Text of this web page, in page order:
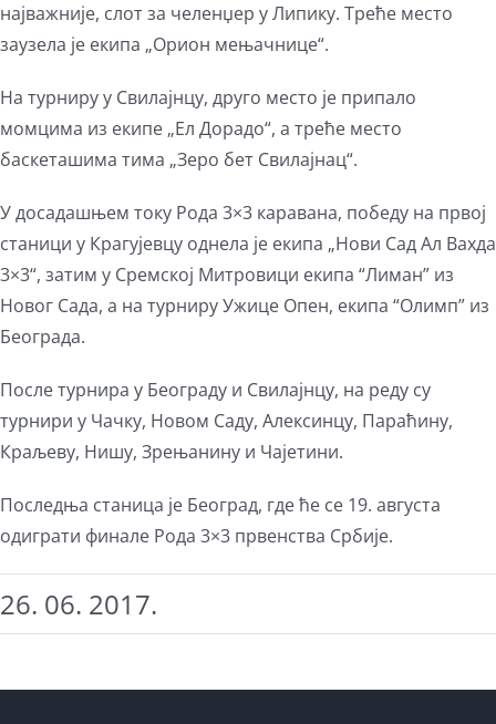
најважније, слот за челенџер у Липику. Треће место
заузела је екипа „Орион мењачнице“.
На турниру у Свилајнцу, друго место је припало
момцима из екипе „Ел Дорадо“, а треће место
баскеташима тима „Зеро бет Свилајнац“.
У досадашњем току Рода 3×3 каравана, победу на првој
станици у Крагујевцу однела је екипа „Нови Сад Ал Вахда
3×3“, затим у Сремској Митровици екипа “Лиман” из
Новог Сада, а на турниру Ужице Опен, екипа “Олимп” из
Београда.
После турнира у Београду и Свилајнцу, на реду су
турнири у Чачку, Новом Саду, Алексинцу, Параћину,
Краљеву, Нишу, Зрењанину и Чајетини.
Последња станица је Београд, где ће се 19. августа
одиграти финале Рода 3×3 првенства Србије.
26. 06. 2017.